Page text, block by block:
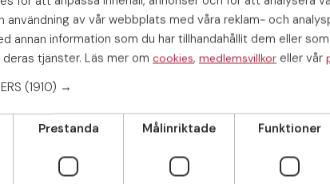
lyckad singeljul: 👇🏼
söker inte någon. De är fullkomligt
förbindelser och de söker inte en
av hushållen i Sverige är
som bor själv är singlar men det här
användning av vår webbplats med våra reklam- och
annan information som du har tillhandahållit dem eller
deras tjänster. Läs mer om cookies, medlemsvillkor eller vår
(1910) →
Prestanda Målinriktade Funktioner